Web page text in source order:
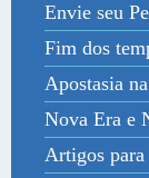
Envie seu
Fim dos
Apostasia
Nova Era e
Artigos